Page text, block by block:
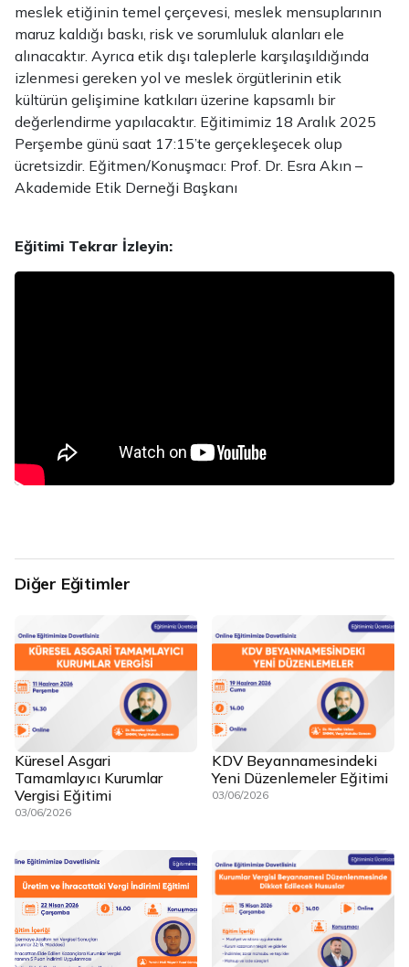
meslek etiğinin temel çerçevesi, meslek mensuplarının
maruz kaldığı baskı, risk ve sorumluluk alanları ele
alınacaktır. Ayrıca etik dışı taleplerle karşılaşıldığında
izlenmesi gereken yol ve meslek örgütlerinin etik
kültürün gelişimine katkıları üzerine kapsamlı bir
değerlendirme yapılacaktır. Eğitimimiz 18 Aralık 2025
Perşembe günü saat 17:15’te gerçekleşecek olup
ücretsizdir. Eğitmen/Konuşmacı: Prof. Dr. Esra Akın –
Akademide Etik Derneği Başkanı
Eğitimi Tekrar İzleyin:
Diğer Eğitimler
Küresel Asgari
Tamamlayıcı Kurumlar
Vergisi Eğitimi
03/06/2026
KDV Beyannamesindeki
Yeni Düzenlemeler Eğitimi
03/06/2026